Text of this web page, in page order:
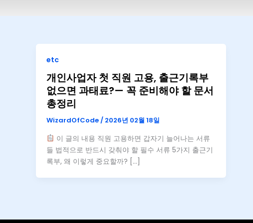
etc
개인사업자 첫 직원 고용, 출근기록부
없으면 과태료?— 꼭 준비해야 할 문서
총정리
WizardOfCode/ 2026년 02월 18일
이 글의 내용 직원 고용하면 갑자기 늘어나는 서류
들 법적으로 반드시 갖춰야 할 필수 서류 5가지 출근기
록부, 왜 이렇게 중요할까? […]